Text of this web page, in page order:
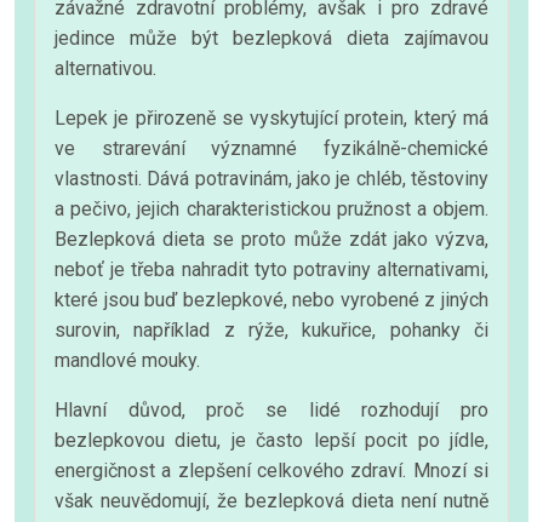
závažné zdravotní problémy, avšak i pro zdravé
jedince může být bezlepková dieta zajímavou
alternativou.
Lepek je přirozeně se vyskytující protein, který má
ve strarevání významné fyzikálně-chemické
vlastnosti. Dává potravinám, jako je chléb, těstoviny
a pečivo, jejich charakteristickou pružnost a objem.
Bezlepková dieta se proto může zdát jako výzva,
neboť je třeba nahradit tyto potraviny alternativami,
které jsou buď bezlepkové, nebo vyrobené z jiných
surovin, například z rýže, kukuřice, pohanky či
mandlové mouky.
Hlavní důvod, proč se lidé rozhodují pro
bezlepkovou dietu, je často lepší pocit po jídle,
energičnost a zlepšení celkového zdraví. Mnozí si
však neuvědomují, že bezlepková dieta není nutně